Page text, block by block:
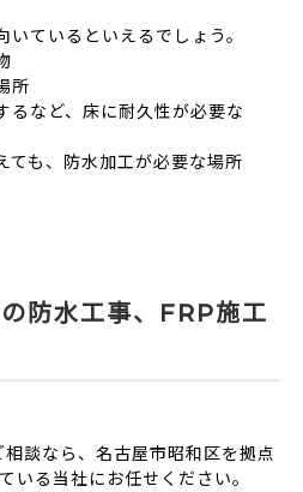
ているといえるでしょう。
所
など、床に耐久性が必要な
も、防水加工が必要な場所
防水工事、FRP施工
談なら、名古屋市昭和区を拠点
いる当社にお任せください。